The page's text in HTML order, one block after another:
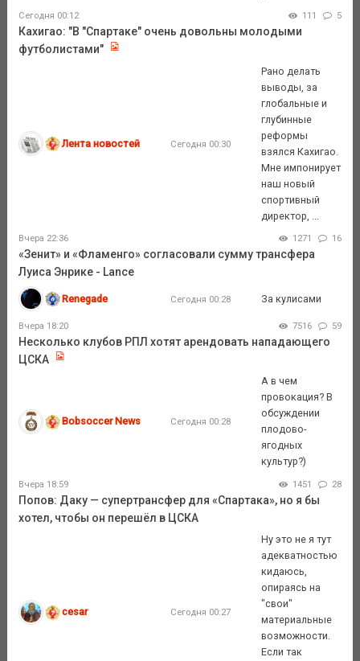
Сегодня 00:12 111 5
Кахигао: "В "Спартаке" очень довольны молодыми
футболистами"
Лента новостей Сегодня 00:30
Рано делать
выводы, за
глобальные и
глубинные
реформы
взялся Кахигао.
Мне импонирует
наш новый
спортивный
директор, ...
Вчера 22:36 1271 16
«Зенит» и «Фламенго» согласовали сумму трансфера
Луиса Энрике - Lance
Renegade Сегодня 00:28 За кулисами
Вчера 18:20 7516 59
Несколько клубов РПЛ хотят арендовать нападающего
ЦСКА
Bobsoccer News Сегодня 00:28
А в чем
провокация? В
обсуждении
плодово-
ягодных
культур?)
Вчера 18:59 1451 28
Попов: Даку — супертрансфер для «Спартака», но я бы
хотел, чтобы он перешёл в ЦСКА
cesar Сегодня 00:27
Ну это не я тут
адекватностью
кидаюсь,
опираясь на
"свои"
материальные
возможности.
Если так